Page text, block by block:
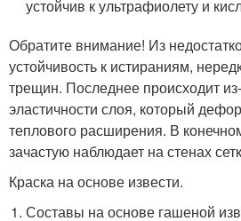
устойчив к ультрафиолету и
Обратите внимание! Из
устойчивость к истираниям,
трещин. Последнее происходит
эластичности слоя, который
теплового расширения. В
зачастую наблюдает на стенах
Краска на основе извести.
Составы на основе гашеной